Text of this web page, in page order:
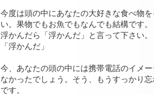
今度は頭の中にあなたの大好きな食べ物
い。果物でもお魚でもなんでも結構です。
浮かんだら「浮かんだ」と言って下さい。
「浮かんだ」
今、あなたの頭の中には携帯電話のイメ
なかったでしょう。そう、もうすっかり
です。